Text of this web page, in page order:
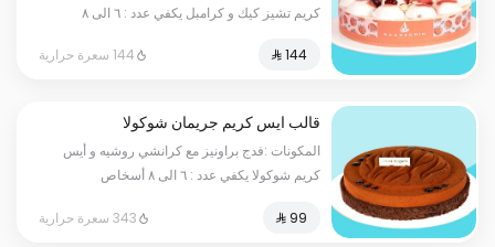
كريم تشيز كيك و كرامبل يكفي عدد : ٦ الى ٨
⁨⁦‪‬ 144⁩
144 سعرة حرارية
قالب ايس كريم جريمان شوكولا
المكونات :فدج براونيز مع كرانشي روشيه و أيس
كريم شوكولا يكفي عدد : ٦ الى ٨ أسخاص
343 سعرة حرارية